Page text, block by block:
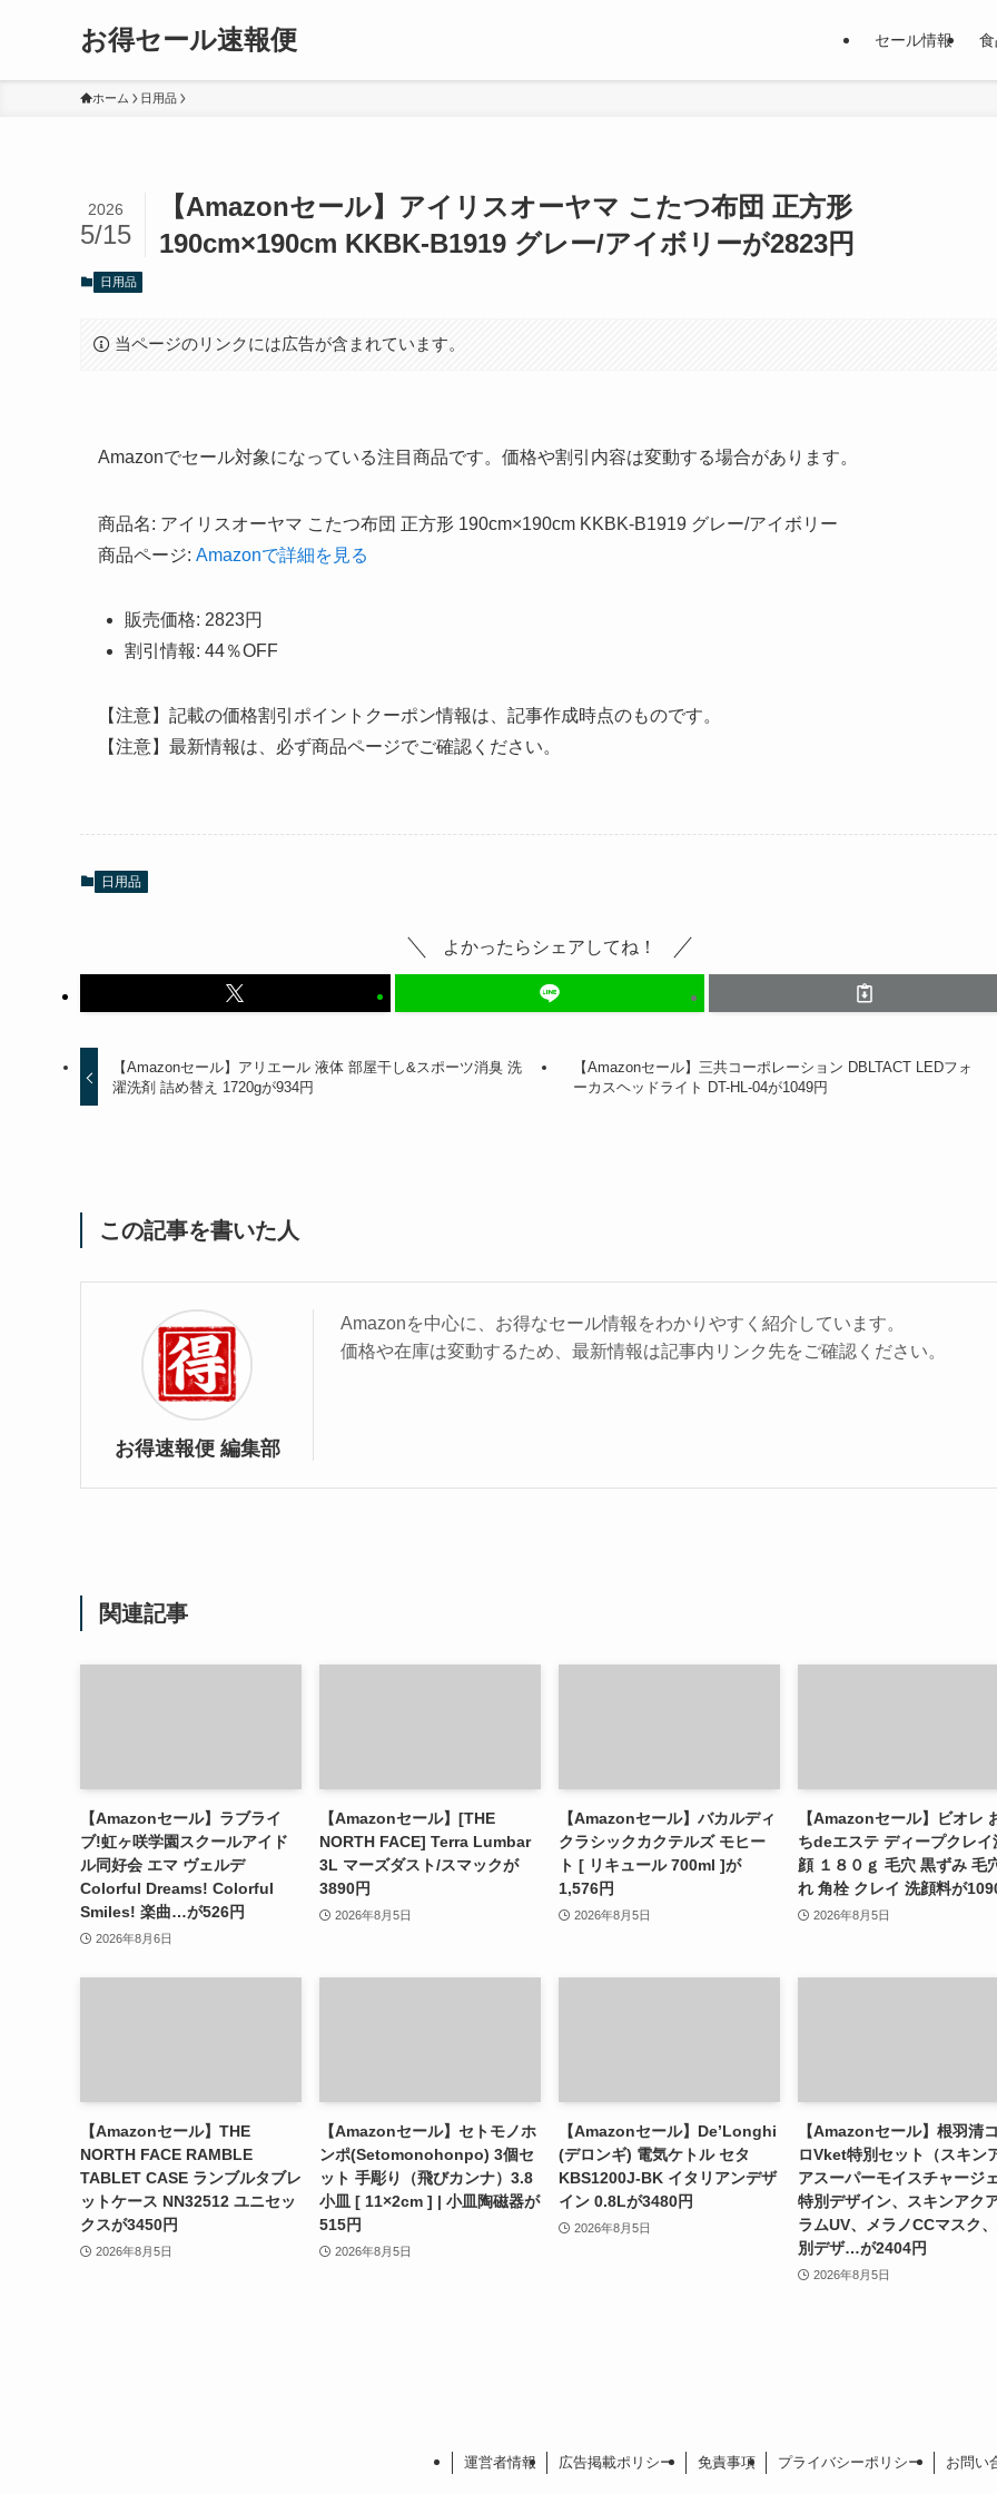
お得セール速報便 セール情報
ホーム 日用品
【Amazonセール】アイリスオーヤマ こたつ布団 正方形
190cm×190cm KKBK-B1919 グレー/アイボリーが2823円
2026
5/15
日用品
当ページのリンクには広告が含まれています。
Amazonでセール対象になっている注目商品です。価格や割引内容は変動する場合があります。
商品名: アイリスオーヤマ こたつ布団 正方形 190cm×190cm KKBK-B1919 グレー/アイボリー
商品ページ: Amazonで詳細を見る
販売価格: 2823円
割引情報: 44％OFF
【注意】記載の価格割引ポイントクーポン情報は、記事作成時点のものです。
【注意】最新情報は、必ず商品ページでご確認ください。
日用品
よかったらシェアしてね！
【Amazonセール】アリエール 液体 部屋干し&スポーツ消臭 洗
濯洗剤 詰め替え 1720gが934円
【Amazonセール】三共コーポレーション DBLTACT LEDフォ
ーカスヘッドライト DT-HL-04が1049円
この記事を書いた人
お得速報便 編集部
Amazonを中心に、お得なセール情報をわかりやすく紹介しています。
価格や在庫は変動するため、最新情報は記事内リンク先をご確認ください。
関連記事
【Amazonセール】ラブライ
ブ!虹ヶ咲学園スクールアイド
ル同好会 エマ ヴェルデ
Colorful Dreams! Colorful
Smiles! 楽曲…が526円
2026年8月6日
【Amazonセール】[THE
NORTH FACE] Terra Lumbar
3L マーズダスト/スマックが
3890円
2026年8月5日
【Amazonセール】バカルディ
クラシックカクテルズ モヒー
ト [ リキュール 700ml ]が
1,576円
2026年8月5日
【Amazonセール】ビオレ
ちdeエステ ディープクレイ
顔 １８０ｇ 毛穴 黒ずみ 毛
れ 角栓 クレイ 洗顔料が
2026年8月5日
【Amazonセール】THE
NORTH FACE RAMBLE
TABLET CASE ランブルタブレ
ットケース NN32512 ユニセッ
クスが3450円
2026年8月5日
【Amazonセール】セトモノホ
ンポ(Setomonohonpo) 3個セ
ット 手彫り（飛びカンナ）3.8
小皿 [ 11×2cm ] | 小皿陶磁器が
515円
2026年8月5日
【Amazonセール】De’Longhi
(デロンギ) 電気ケトル セタ
KBS1200J-BK イタリアンデザ
イン 0.8Lが3480円
2026年8月5日
【Amazonセール】根羽清
ロVket特別セット（スキン
アスーパーモイスチャージ
特別デザイン、スキンアク
ラムUV、メラノCCマスク
別デザ…が2404円
2026年8月5日
運営者情報 広告掲載ポリシー 免責事項 プライバシーポリシー お問い